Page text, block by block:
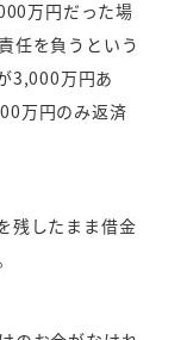
万円だった場
任を負うという
3,000万円あ
万円のみ返済
残したまま借金